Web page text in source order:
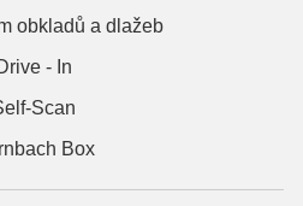
obkladů a dlažeb
- In
Scan
Box